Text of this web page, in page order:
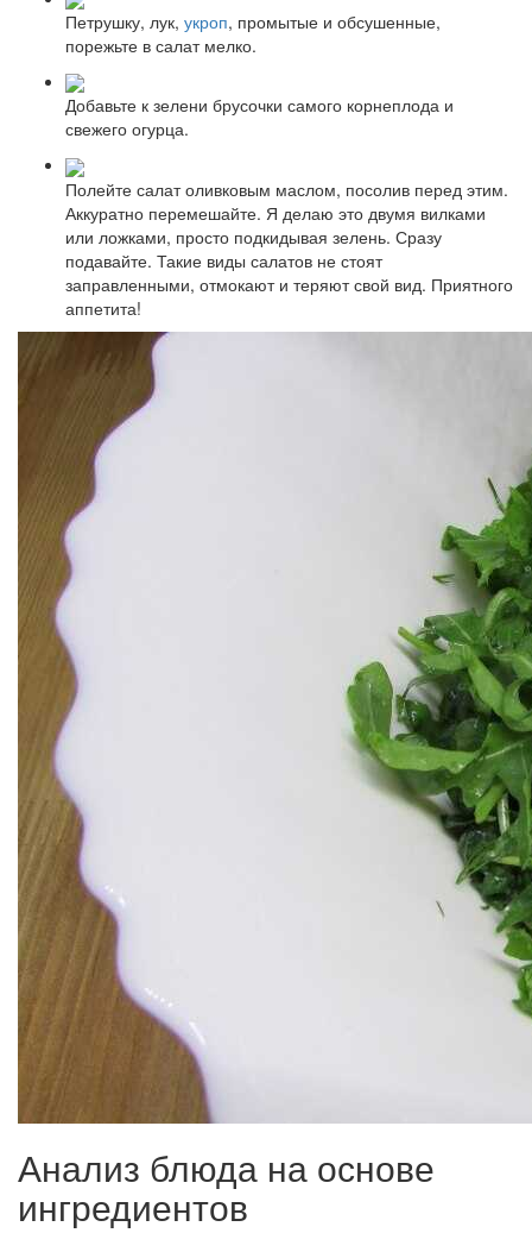
Петрушку, лук, укроп, промытые и обсушенные,
порежьте в салат мелко.
Добавьте к зелени брусочки самого корнеплода и
свежего огурца.
Полейте салат оливковым маслом, посолив перед этим.
Аккуратно перемешайте. Я делаю это двумя вилками
или ложками, просто подкидывая зелень. Сразу
подавайте. Такие виды салатов не стоят
заправленными, отмокают и теряют свой вид. Приятного
аппетита!
Анализ блюда на основе
ингредиентов